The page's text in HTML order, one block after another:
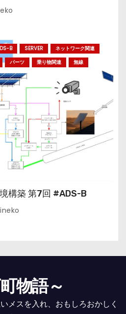
B SERVER
ネットワーク関連
パーツ 乗り物関連 無線
構築 第7回 #ADS-B
物語～
メスを入れ、おもしろおかしく